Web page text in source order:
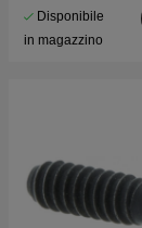
Disponibile
in magazzino